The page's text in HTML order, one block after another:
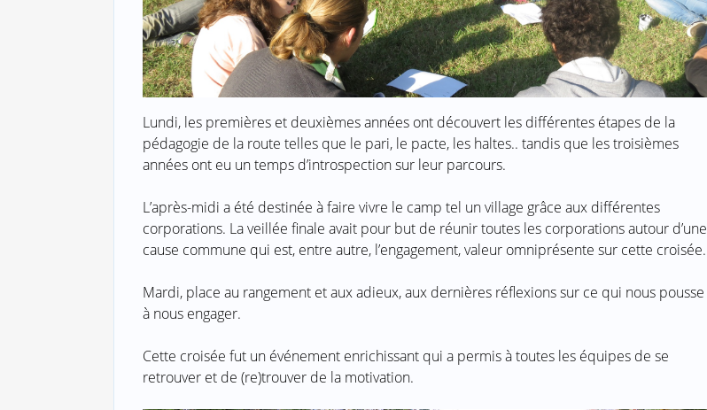
Lundi, les premières et deuxièmes années ont découvert les différentes étapes de la
pédagogie de la route telles que le pari, le pacte, les haltes.. tandis que les troisièmes
années ont eu un temps d’introspection sur leur parcours.
L’après-midi a été destinée à faire vivre le camp tel un village grâce aux différentes
corporations. La veillée finale avait pour but de réunir toutes les corporations autour d’une
cause commune qui est, entre autre, l’engagement, valeur omniprésente sur cette croisée.
Mardi, place au rangement et aux adieux, aux dernières réflexions sur ce qui nous pousse
à nous engager.
Cette croisée fut un événement enrichissant qui a permis à toutes les équipes de se
retrouver et de (re)trouver de la motivation.